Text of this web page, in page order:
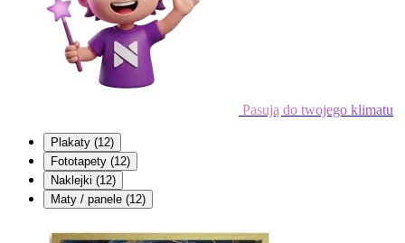
Pasują do twojego klimatu
Plakaty (12)
Fototapety (12)
Naklejki (12)
Maty / panele (12)